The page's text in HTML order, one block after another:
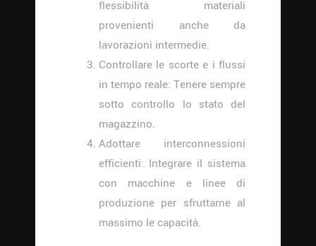
flessibilità materiali
provenienti anche da
lavorazioni intermedie.
Controllare le scorte e i flussi
in tempo reale: Tenere sempre
sotto controllo lo stato del
magazzino.
Adottare interconnessioni
efficienti: Integrare il sistema
con macchine e linee di
produzione per sfruttarne al
massimo le capacità.